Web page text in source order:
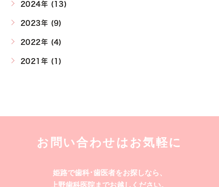
2024年 (13)
2023年 (9)
2022年 (4)
2021年 (1)
お問い合わせはお気軽に
姫路で歯科･歯医者をお探しなら、
上野歯科医院までお越しください。